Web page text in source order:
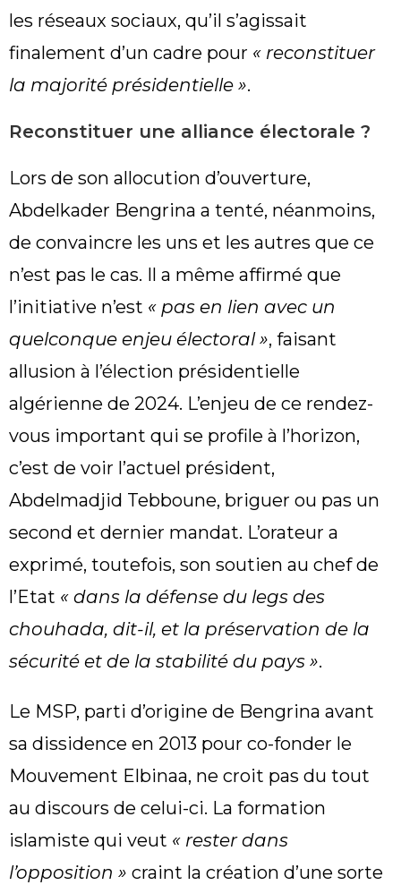
les réseaux sociaux, qu’il s’agissait
finalement d’un cadre pour « reconstituer
la majorité présidentielle ».
Reconstituer une alliance électorale ?
Lors de son allocution d’ouverture,
Abdelkader Bengrina a tenté, néanmoins,
de convaincre les uns et les autres que ce
n’est pas le cas. Il a même affirmé que
l’initiative n’est « pas en lien avec un
quelconque enjeu électoral », faisant
allusion à l’élection présidentielle
algérienne de 2024. L’enjeu de ce rendez-
vous important qui se profile à l’horizon,
c’est de voir l’actuel président,
Abdelmadjid Tebboune, briguer ou pas un
second et dernier mandat. L’orateur a
exprimé, toutefois, son soutien au chef de
l’Etat « dans la défense du legs des
chouhada, dit-il, et la préservation de la
sécurité et de la stabilité du pays ».
Le MSP, parti d’origine de Bengrina avant
sa dissidence en 2013 pour co-fonder le
Mouvement Elbinaa, ne croit pas du tout
au discours de celui-ci. La formation
islamiste qui veut « rester dans
l’opposition » craint la création d’une sorte